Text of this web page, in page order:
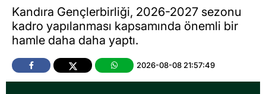
Kandıra Gençlerbirliği, 2026-2027 sezonu
kadro yapılanması kapsamında önemli bir
hamle daha daha yaptı.
2026-08-08 21:57:49